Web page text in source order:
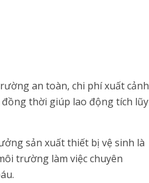
an toàn, chi phí xuất cảnh
thời giúp lao động tích lũy
sản xuất thiết bị vệ sinh là
trường làm việc chuyên